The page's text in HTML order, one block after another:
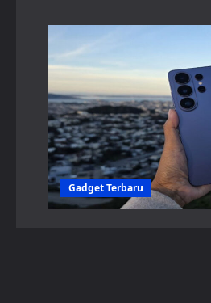
Gadget Terbaru